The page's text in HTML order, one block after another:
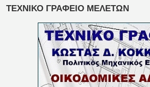
ΤΕΧΝΙΚΟ ΓΡΑΦΕΙΟ ΜΕΛΕΤΩΝ